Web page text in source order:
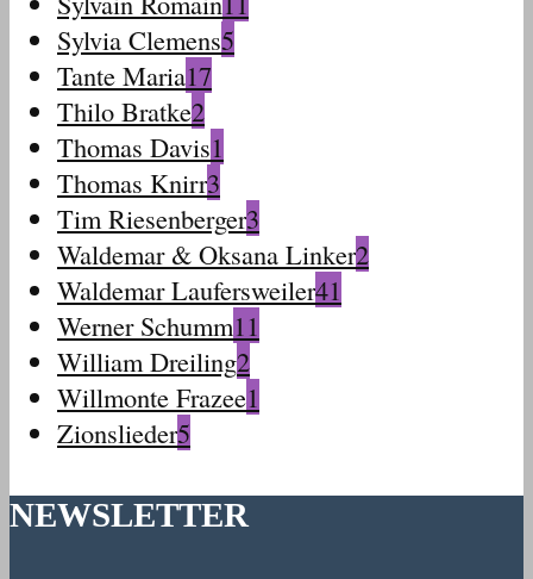
Sylvia Clemens5
Tante Maria17
Thilo Bratke2
Thomas Davis1
Thomas Knirr3
Tim Riesenberger3
Waldemar & Oksana Linker2
Waldemar Laufersweiler41
Werner Schumm11
William Dreiling2
Willmonte Frazee1
Zionslieder5
NEWSLETTER